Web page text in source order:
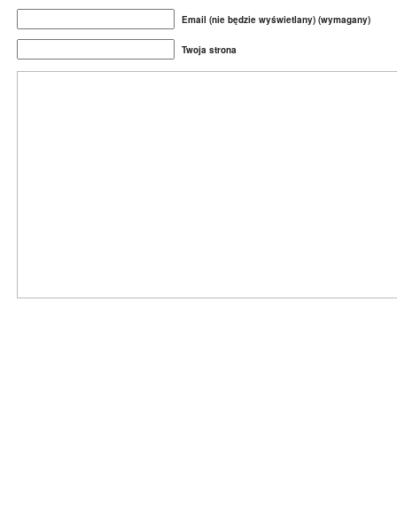
Email (nie będzie wyświetlany) (wymagany)
Twoja strona